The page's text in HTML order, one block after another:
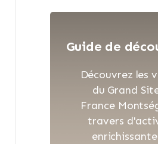
Guide de
Découvrez les
du Grand
France
travers